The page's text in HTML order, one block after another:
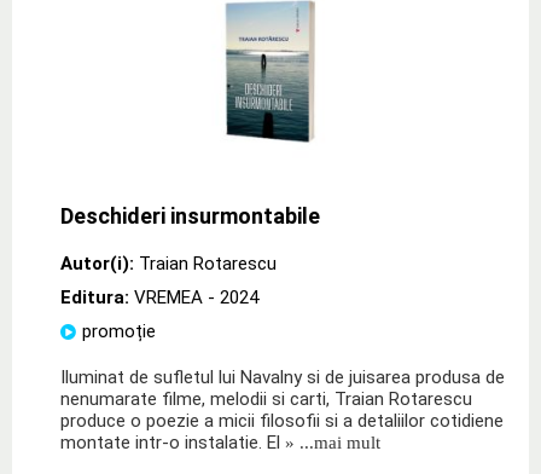
Deschideri insurmontabile
Autor(i): Traian Rotarescu
Editura: VREMEA - 2024
promoție
Iluminat de sufletul lui Navalny si de juisarea produsa de
nenumarate filme, melodii si carti, Traian Rotarescu
produce o poezie a micii filosofii si a detaliilor cotidiene
montate intr-o instalatie. El » ...mai mult